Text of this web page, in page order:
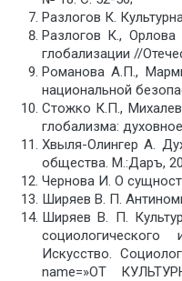
Разлогов К.
Разлогов К., Орлова
глобализации //
Романова А.П.,
национальной
Стожко К.П.,
глобализма:
Хвыля-Олингер А.
общества. М.:Даръ,
Чернова И. О
Ширяев В. П.
Ширяев В. П.
Искусство.
name=»ОТ